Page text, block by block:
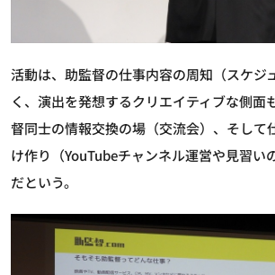
活動は、助監督の仕事内容の周知（スケジ
く、演出を発想するクリエイティブな側面
督同士の情報交換の場（交流会）、そして
け作り（YouTubeチャンネル運営や見習い
だという。